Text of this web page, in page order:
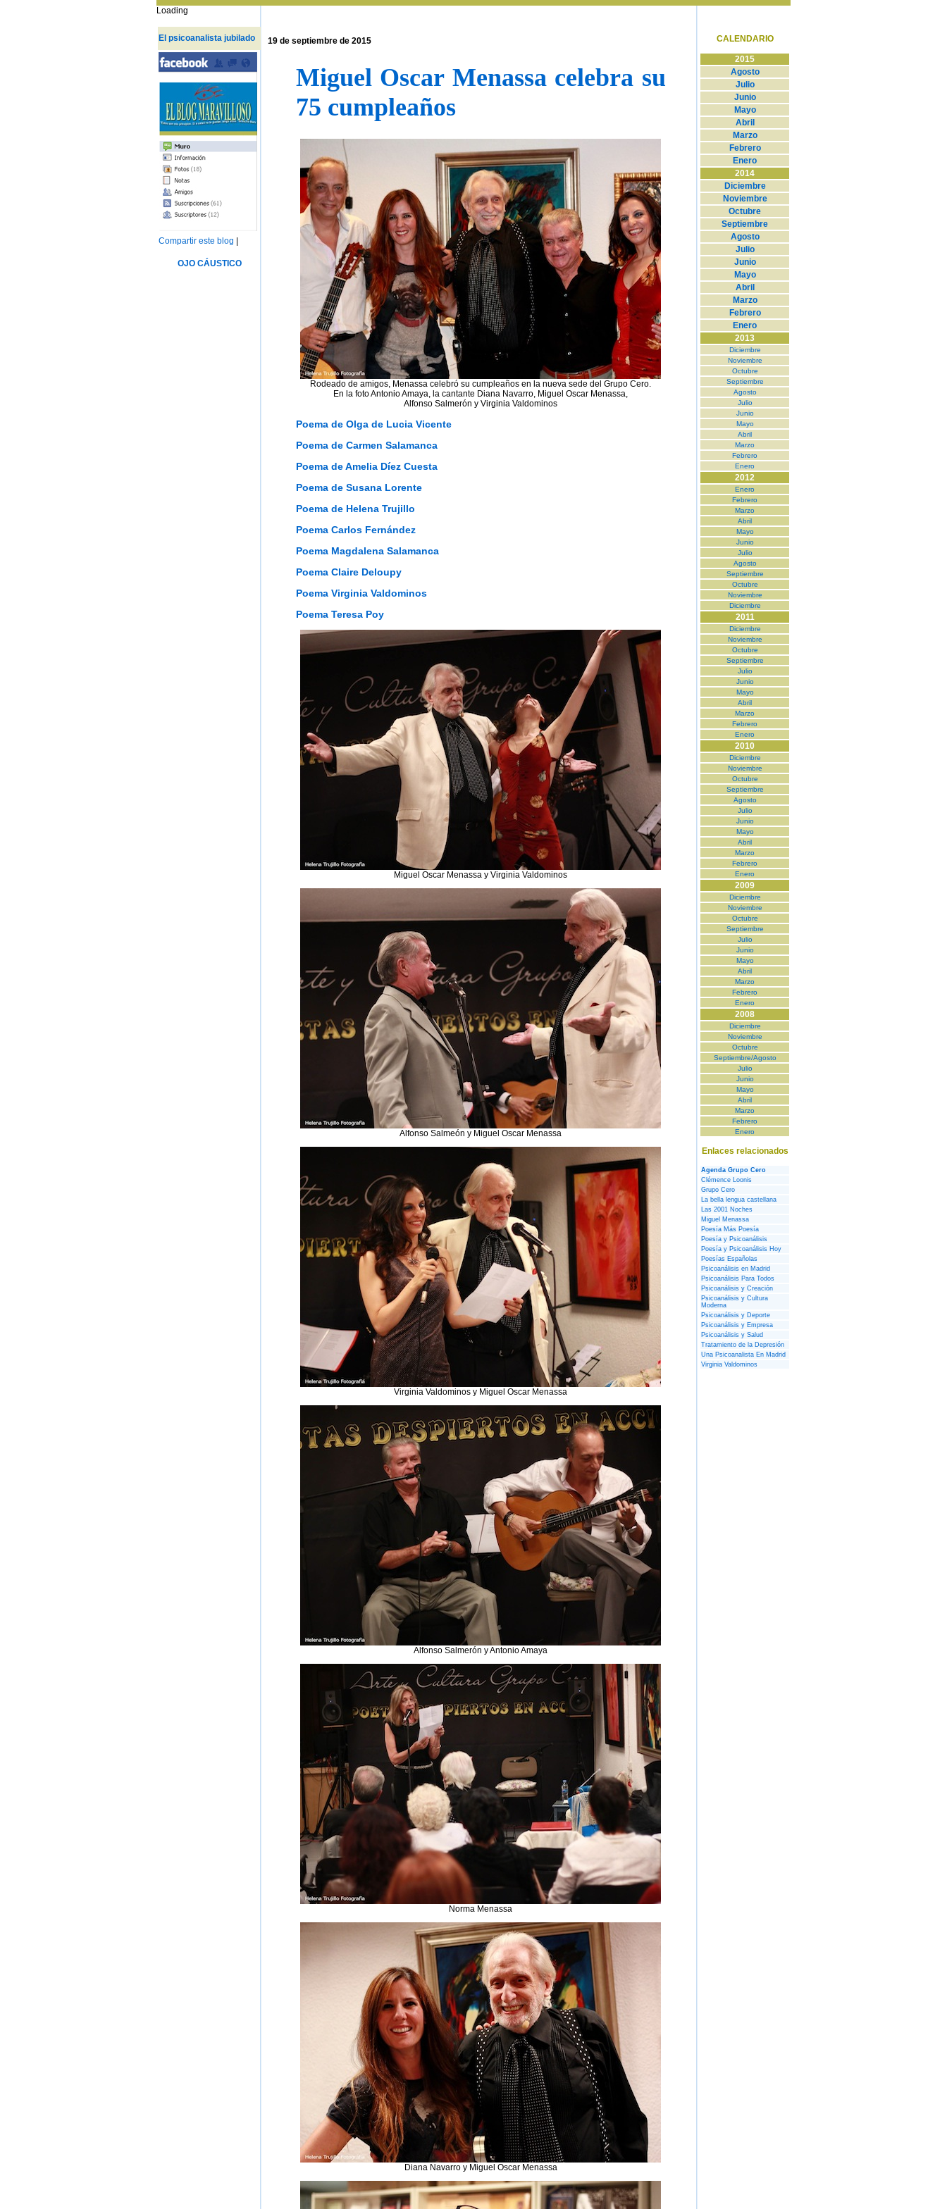
Loading
El psicoanalista jubilado
Compartir este blog
OJO CÁUSTICO
19 de septiembre de 2015
Miguel Oscar Menassa celebra su
75 cumpleaños
Rodeado de amigos, Menassa celebró su cumpleaños en la nueva sede del Grupo Cero.
En la foto Antonio Amaya, la cantante Diana Navarro, Miguel Oscar Menassa,
Alfonso Salmerón y Virginia Valdominos
Poema de Olga de Lucia Vicente
Poema de Carmen Salamanca
Poema de Amelia Díez Cuesta
Poema de Susana Lorente
Poema de Helena Trujillo
Poema Carlos Fernández
Poema Magdalena Salamanca
Poema Claire Deloupy
Poema Virginia Valdominos
Poema Teresa Poy
Miguel Oscar Menassa y Virginia Valdominos
Alfonso Salmeón y Miguel Oscar Menassa
Virginia Valdominos y Miguel Oscar Menassa
Alfonso Salmerón y Antonio Amaya
Norma Menassa
Diana Navarro y Miguel Oscar Menassa
CALENDARIO
2015
Agosto
Julio
Junio
Mayo
Abril
Marzo
Febrero
Enero
2014
Diciembre
Noviembre
Octubre
Septiembre
Agosto
Jul io
Junio
Mayo
Abril
Marzo
Febrero
Enero
2013
Diciembre
Noviembre
Octubre
Septiembre
Agosto
Julio
Junio
Mayo
Abril
Marzo
Febrero
Enero
2012
Enero
Febrero
Marzo
Abril
Mayo
Junio
Julio
Agosto
Septiembre
Octubre
Noviembre
Diciembre
2011
Diciembre
Noviembre
Octubre
Septiembre
Julio
Junio
Mayo
Abril
Marzo
Febrero
Enero
2010
Diciembre
Noviembre
Octubre
Septiembre
Agosto
Julio
Junio
Mayo
Abril
Marzo
Febrero
Enero
2009
Diciembre
Noviembre
Octubre
Septiembre
Julio
Junio
Mayo
Abril
Marzo
Febrero
Enero
2008
Diciembre
Noviembre
Octubre
Septiembre/Agosto
Julio
Junio
Mayo
Abril
Marzo
Febrero
Enero
Enlaces relacionados
Agenda Grupo Cero
Clémence Loonis
Grupo Cero
La bella lengua castellana
Las 2001 Noches
Miguel Menassa
Poesía Más Poesía
Poesía y Psicoanálisis
Poesía y Psicoanálisis Hoy
Poesías Españolas
Psicoanálisis en Madrid
Psicoanálisis Para Todos
Psicoanálisis y Creación
Psicoanálisis y Cultura
Moderna
Psicoanálisis y Deporte
Psicoanálisis y Empresa
Psicoanálisis y Salud
Tratamiento de la Depresión
Una Psicoanalista En Madrid
Virginia Valdominos